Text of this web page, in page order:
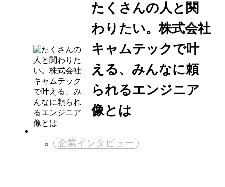
たくさんの人と関
わりたい。株式会社
キャムテックで叶
える、みんなに頼
られるエンジニア
像とは
企業インタビュー